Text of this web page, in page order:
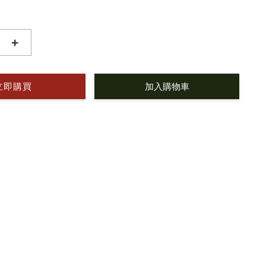
+
即購買 加入購物車